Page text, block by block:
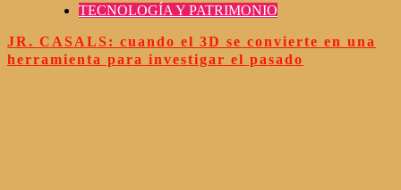
TECNOLOGÍA Y PATRIMONIO
JR. CASALS: cuando el 3D se convierte en una
herramienta para investigar el pasado